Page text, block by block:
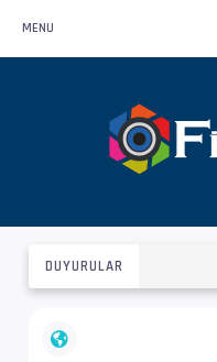
MENU
DUYURULAR